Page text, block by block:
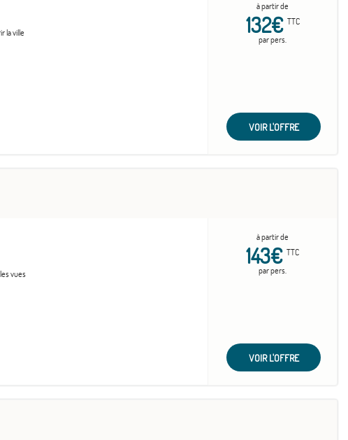
la ville
à partir de
132€ TTC
par pers.
VOIR L'OFFRE
vues
à partir de
143€ TTC
par pers.
VOIR L'OFFRE